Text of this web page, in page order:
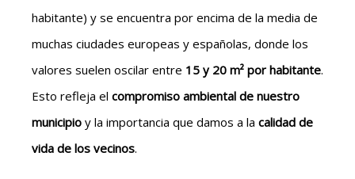
habitante) y se encuentra por encima de la media de
muchas ciudades europeas y españolas, donde los
valores suelen oscilar entre 15 y 20 m² por habitante.
Esto refleja el compromiso ambiental de nuestro
municipio y la importancia que damos a la calidad de
vida de los vecinos.